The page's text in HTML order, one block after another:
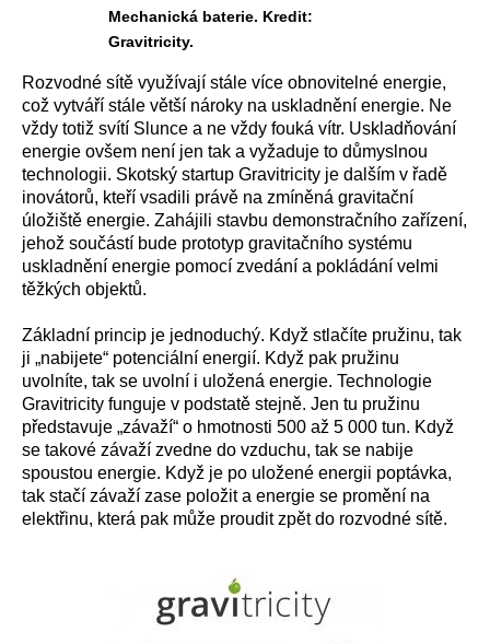
Mechanická baterie. Kredit:
Gravitricity.
Rozvodné sítě využívají stále více obnovitelné energie,
což vytváří stále větší nároky na uskladnění energie. Ne
vždy totiž svítí Slunce a ne vždy fouká vítr. Uskladňování
energie ovšem není jen tak a vyžaduje to důmyslnou
technologii. Skotský startup Gravitricity je dalším v řadě
inovátorů, kteří vsadili právě na zmíněná gravitační
úložiště energie. Zahájili stavbu demonstračního zařízení,
jehož součástí bude prototyp gravitačního systému
uskladnění energie pomocí zvedání a pokládání velmi
těžkých objektů.
Základní princip je jednoduchý. Když stlačíte pružinu, tak
ji „nabijete“ potenciální energií. Když pak pružinu
uvolníte, tak se uvolní i uložená energie. Technologie
Gravitricity funguje v podstatě stejně. Jen tu pružinu
představuje „závaží“ o hmotnosti 500 až 5 000 tun. Když
se takové závaží zvedne do vzduchu, tak se nabije
spoustou energie. Když je po uložené energii poptávka,
tak stačí závaží zase položit a energie se promění na
elektřinu, která pak může proudit zpět do rozvodné sítě.